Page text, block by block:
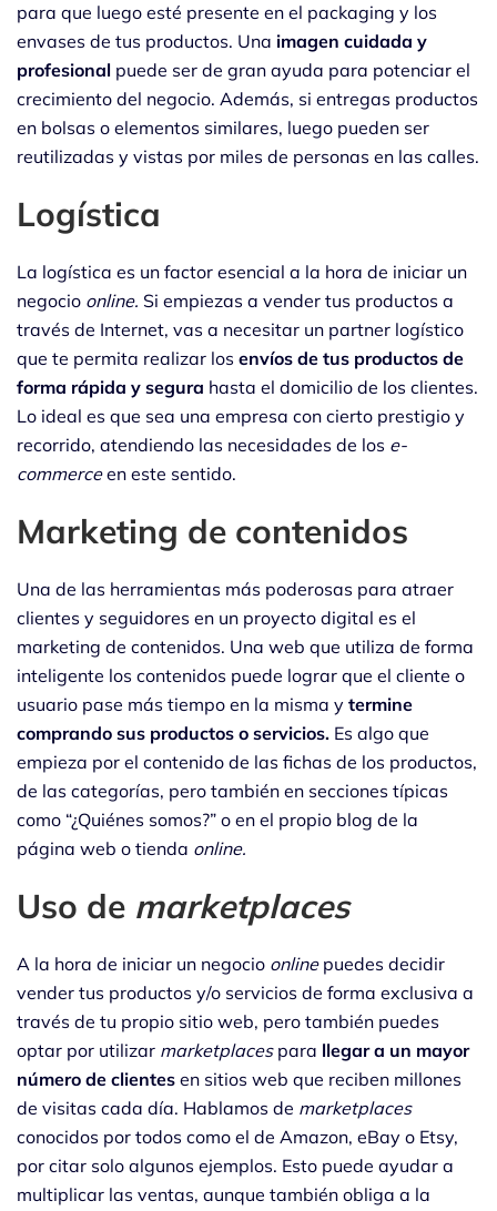
para que luego esté presente en el packaging y los
envases de tus productos. Una imagen cuidada y
profesional puede ser de gran ayuda para potenciar el
crecimiento del negocio. Además, si entregas productos
en bolsas o elementos similares, luego pueden ser
reutilizadas y vistas por miles de personas en las calles.
Logística
La logística es un factor esencial a la hora de iniciar un
negocio online. Si empiezas a vender tus productos a
través de Internet, vas a necesitar un partner logístico
que te permita realizar los envíos de tus productos de
forma rápida y segura hasta el domicilio de los clientes.
Lo ideal es que sea una empresa con cierto prestigio y
recorrido, atendiendo las necesidades de los e-
commerceen este sentido.
Marketing de contenidos
Una de las herramientas más poderosas para atraer
clientes y seguidores en un proyecto digital es el
marketing de contenidos. Una web que utiliza de forma
inteligente los contenidos puede lograr que el cliente o
usuario pase más tiempo en la misma y termine
comprando sus productos o servicios. Es algo que
empieza por el contenido de las fichas de los productos,
de las categorías, pero también en secciones típicas
como “¿Quiénes somos?” o en el propio blog de la
página web o tienda online.
Uso de marketplaces
A la hora de iniciar un negocio onlinepuedes decidir
vender tus productos y/o servicios de forma exclusiva a
través de tu propio sitio web, pero también puedes
optar por utilizar marketplacespara llegar a un mayor
número de clientes en sitios web que reciben millones
de visitas cada día. Hablamos de marketplaces
conocidos por todos como el de Amazon, eBay o Etsy,
por citar solo algunos ejemplos. Esto puede ayudar a
multiplicar las ventas, aunque también obliga a la